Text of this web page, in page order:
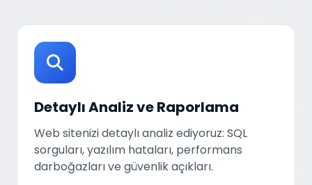
Detaylı Analiz ve Raporlama
Web sitenizi detaylı analiz ediyoruz: SQL
sorguları, yazılım hataları, performans
darboğazları ve güvenlik açıkları.